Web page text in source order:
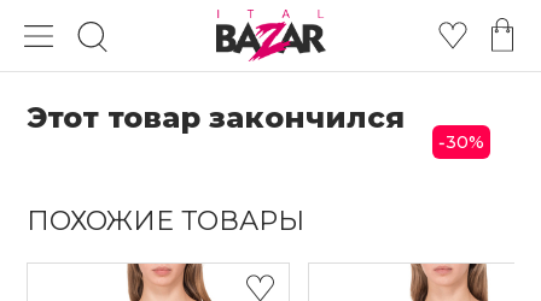
Этот товар закончился
ПОХОЖИЕ ТОВАРЫ
-30%